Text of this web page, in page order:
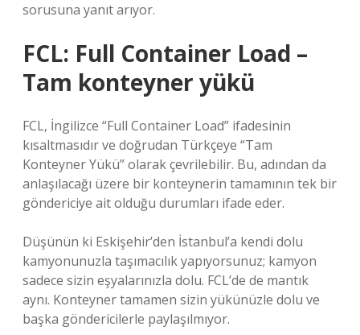
sorusuna yanıt arıyor.
FCL: Full Container Load –
Tam konteyner yükü
FCL, İngilizce “Full Container Load” ifadesinin
kısaltmasıdır ve doğrudan Türkçeye “Tam
Konteyner Yükü” olarak çevrilebilir. Bu, adından da
anlaşılacağı üzere bir konteynerin tamamının tek bir
göndericiye ait olduğu durumları ifade eder.
Düşünün ki Eskişehir’den İstanbul’a kendi dolu
kamyonunuzla taşımacılık yapıyorsunuz; kamyon
sadece sizin eşyalarınızla dolu. FCL’de de mantık
aynı. Konteyner tamamen sizin yükünüzle dolu ve
başka göndericilerle paylaşılmıyor.